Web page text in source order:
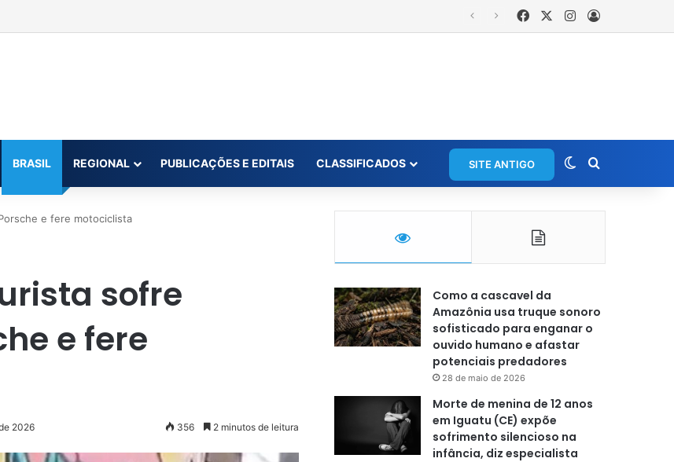
47 tabletes e cão de raça FacebookInstagram
BRASIL REGIONAL PUBLICAÇÕES E EDITAIS CLASSIFICADOS SITE ANTIGO Switch skin
e fere motociclista
sofre
e fere
2026 356 2 minutos de leitura
Como a cascavel da
Amazônia usa truque sonoro
sofisticado para enganar o
ouvido humano e afastar
potenciais predadores
28 de maio de 2026
Morte de menina de 12 anos
em Iguatu (CE) expõe
sofrimento silencioso na
infância, diz especialista